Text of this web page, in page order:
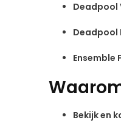
Deadpool
Deadpool
Ensemble
Bekijk en